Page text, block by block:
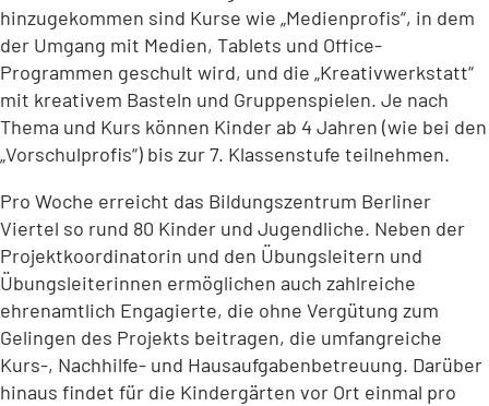
hinzugekommen sind Kurse wie „Medienprofis“, in dem
der Umgang mit Medien, Tablets und Office-
Programmen geschult wird, und die „Kreativwerkstatt“
mit kreativem Basteln und Gruppenspielen. Je nach
Thema und Kurs können Kinder ab 4 Jahren (wie bei den
„Vorschulprofis“) bis zur 7. Klassenstufe teilnehmen.
Pro Woche erreicht das Bildungszentrum Berliner
Viertel so rund 80 Kinder und Jugendliche. Neben der
Projektkoordinatorin und den Übungsleitern und
Übungsleiterinnen ermöglichen auch zahlreiche
ehrenamtlich Engagierte, die ohne Vergütung zum
Gelingen des Projekts beitragen, die umfangreiche
Kurs-, Nachhilfe- und Hausaufgabenbetreuung. Darüber
hinaus findet für die Kindergärten vor Ort einmal pro